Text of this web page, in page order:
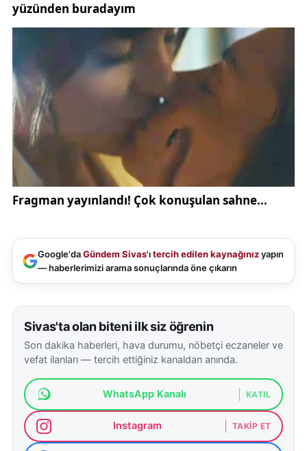
Google'daGündem Sivas'ıtercih edilen kaynağınızyapın
— haberlerimizi arama sonuçlarında öne çıkarın
Sivas'ta olan biteni ilk siz öğrenin
Son dakika haberleri, hava durumu, nöbetçi eczaneler ve
vefat ilanları — tercih ettiğiniz kanaldan anında.
WhatsApp Kanalı KATIL
Instagram TAKIP ET